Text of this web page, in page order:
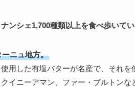
ンシェ1,700種類以上を食べ歩いて
ニュ地方。
用した有塩バターが名産で、それを
イニーアマン、ファー・ブルトンな